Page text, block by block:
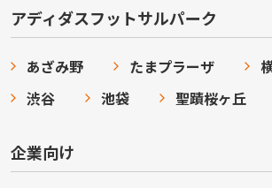
アディダスフットサルパーク
あざみ野 たまプラーザ
渋谷
池袋 聖蹟桜ヶ丘
企業向け